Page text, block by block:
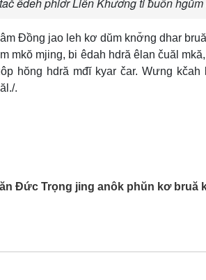
êdeh phiơr Liên Khương ti ƀuôn
Đồng jao leh kơ dŭm knơ̆ng dhar
mkŏ mjing, bi êdah hdră êlan čuăl
hŏng hdră mđĭ kyar čar. Wưng
.
Đức Trọng jing anôk phŭn kơ bruă